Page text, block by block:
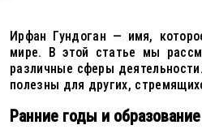
Ирфан Гундоган — имя,
мире. В этой статье мы
различные сферы
полезны для других,
Ранние годы и образование